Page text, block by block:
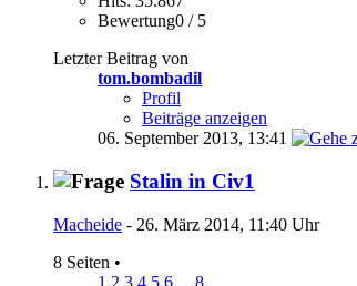
Bewertung0 / 5
Letzter Beitrag von
tom.bombadil
Profil
Beiträge anzeigen
06. September 2013, 13:41
Stalin in Civ1
Macheide - 26. März 2014, 11:40 Uhr
8 Seiten •
1 2 3 4 5 6 ... 8